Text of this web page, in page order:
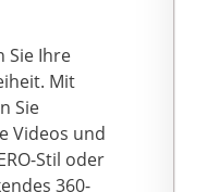
Action-
Du hast
oder
Sie Ihre
Mit
Sie
Videos und
Stil oder
360-